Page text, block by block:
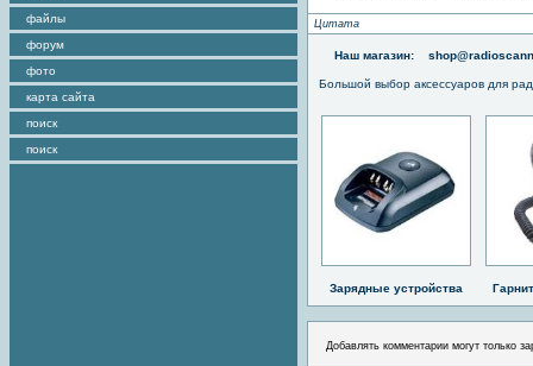
файлы
форум
фото
карта сайта
поиск
поиск
Цитата
Наш магазин:
Большой выбор аксессуаров для
Зарядные устройства
Добавлять комментарии могут только